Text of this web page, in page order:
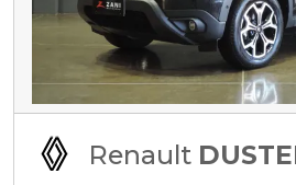
Renault